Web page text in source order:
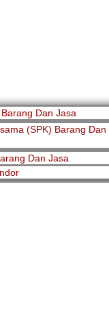
Dan Jasa
(SPK) Barang Dan
Dan Jasa